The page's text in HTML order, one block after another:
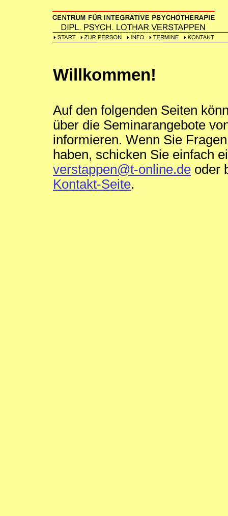
Willkommen!
Auf den folgenden Seiten
über die Seminarangebote
informieren. Wenn Sie
haben, schicken Sie einfach
verstappen@t-online.de oder
Kontakt-Seite.